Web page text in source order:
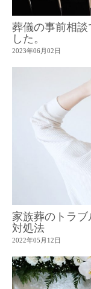
葬儀の事前相談
した。
2023年06月02日
家族葬のトラ
対処法
2022年05月12日